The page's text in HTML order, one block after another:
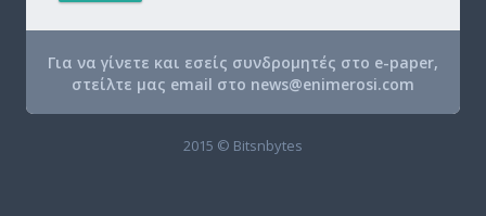
Για να γίνετε και εσείς συνδρομητές στο e-paper,
στείλτε μας email στο news@enimerosi.com
2015 © Bitsnbytes